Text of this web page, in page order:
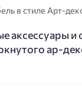
в стиле Арт-
аксессуары и
ар-